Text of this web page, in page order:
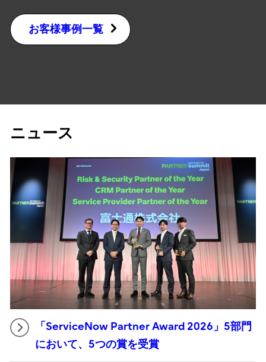
お客様事例一覧
ニュース
「ServiceNow Partner Award 2026」5部門
において、5つの賞を受賞